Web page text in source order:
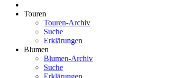
Touren
Touren-Archiv
Suche
Erklärungen
Blumen
Blumen-Archiv
Suche
Erklärungen